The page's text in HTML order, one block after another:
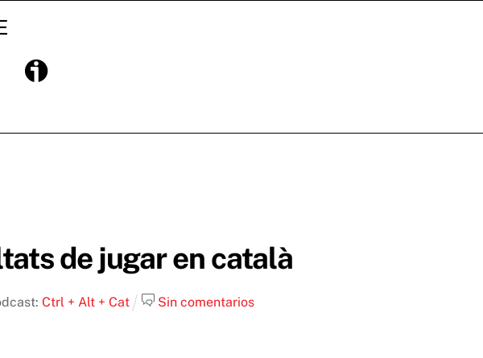
Ivoox
de jugar en català
Ctrl + Alt + Cat Sin comentarios